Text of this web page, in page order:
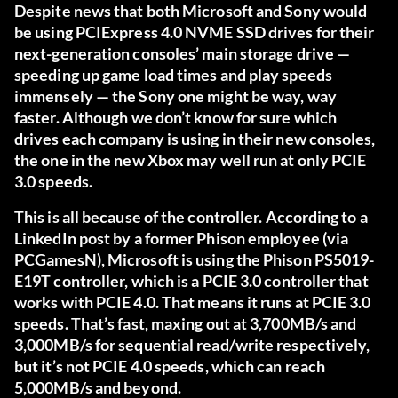
Despite news that both Microsoft and Sony would
be using PCIExpress 4.0 NVME SSD drives for their
next-generation consoles’ main storage drive —
speeding up game load times and play speeds
immensely — the Sony one might be way, way
faster. Although we don’t know for sure which
drives each company is using in their new consoles,
the one in the new Xbox may well run at only PCIE
3.0 speeds.
This is all because of the controller. According to a
LinkedIn post by a former Phison employee (via
PCGamesN), Microsoft is using the Phison PS5019-
E19T controller, which is a PCIE 3.0 controller that
works with PCIE 4.0. That means it runs at PCIE 3.0
speeds. That’s fast, maxing out at 3,700MB/s and
3,000MB/s for sequential read/write respectively,
but it’s not PCIE 4.0 speeds, which can reach
5,000MB/s and beyond.